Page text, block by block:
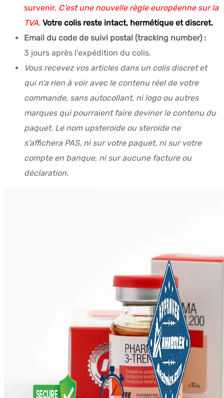
survenir. C’est une nouvelle règle européenne sur la
TVA. Votre colis reste intact, hermétique et discret.
Email du code de suivi postal (tracking number) :
3 jours après l’expédition du colis.
Vous recevez vos articles dans un colis discret et
qui n’a rien à voir avec le contenu réel de votre
commande, sans autocollant, ni logo ou autres
marques qui pourraient faire deviner le contenu du
paquet. Le nom upsteroide ou steroide ne
s’affichera PAS, ni sur votre paquet, ni sur votre
compte en banque, ni sur aucune facture ou
déclaration.